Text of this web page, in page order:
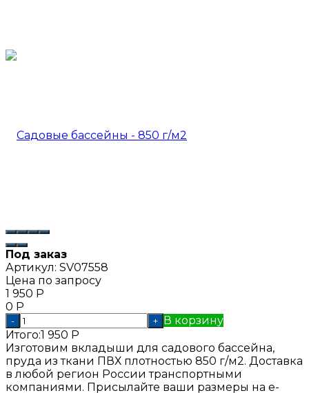
Под заказ
Артикул: SV07558
Цена по запросу
1 950 Р
0 Р
- + В корзину
Итого:1 950 Р
Изготовим вкладыши для садового бассейна,
пруда из ткани ПВХ плотностью 850 г/м2. Доставка
в любой регион России транспортными
компаниями. Присылайте ваши размеры на e-